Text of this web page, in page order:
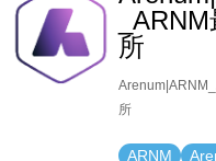
所
所
ARNM